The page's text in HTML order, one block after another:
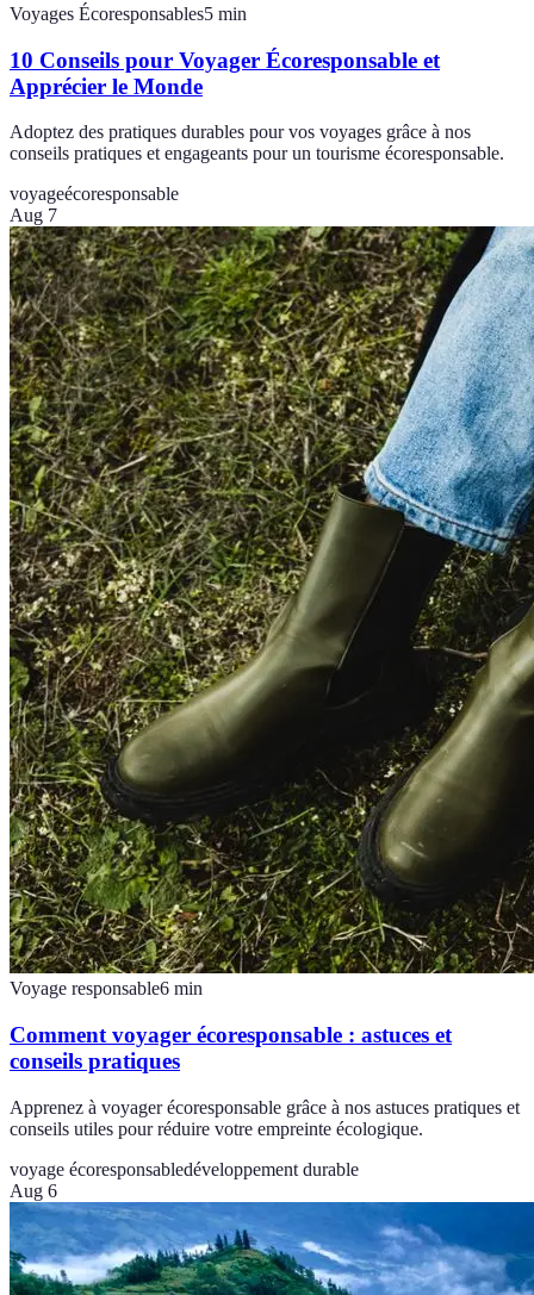
Voyages Écoresponsables5 min
10 Conseils pour Voyager Écoresponsable et
Apprécier le Monde
Adoptez des pratiques durables pour vos voyages grâce à nos
conseils pratiques et engageants pour un tourisme écoresponsable.
voyageécoresponsable
Aug 7
Voyage responsable6 min
Comment voyager écoresponsable : astuces et
conseils pratiques
Apprenez à voyager écoresponsable grâce à nos astuces pratiques et
conseils utiles pour réduire votre empreinte écologique.
voyage écoresponsabledéveloppement durable
Aug 6